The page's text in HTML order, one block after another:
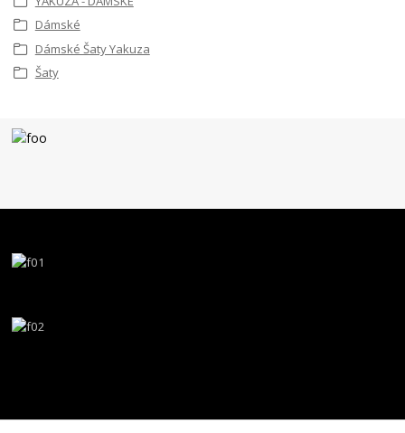
Dámské
Dámské Šaty Yakuza
Šaty